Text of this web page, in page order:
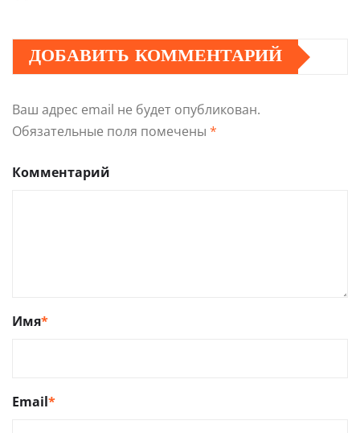
ДОБАВИТЬ КОММЕНТАРИЙ
Ваш адрес email не будет опубликован.
Обязательные поля помечены *
Комментарий
Имя*
Email*